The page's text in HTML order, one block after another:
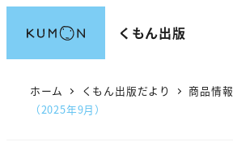
ン
くもん出版
ホーム くもん出版だより 商品情報
（2025年9月）